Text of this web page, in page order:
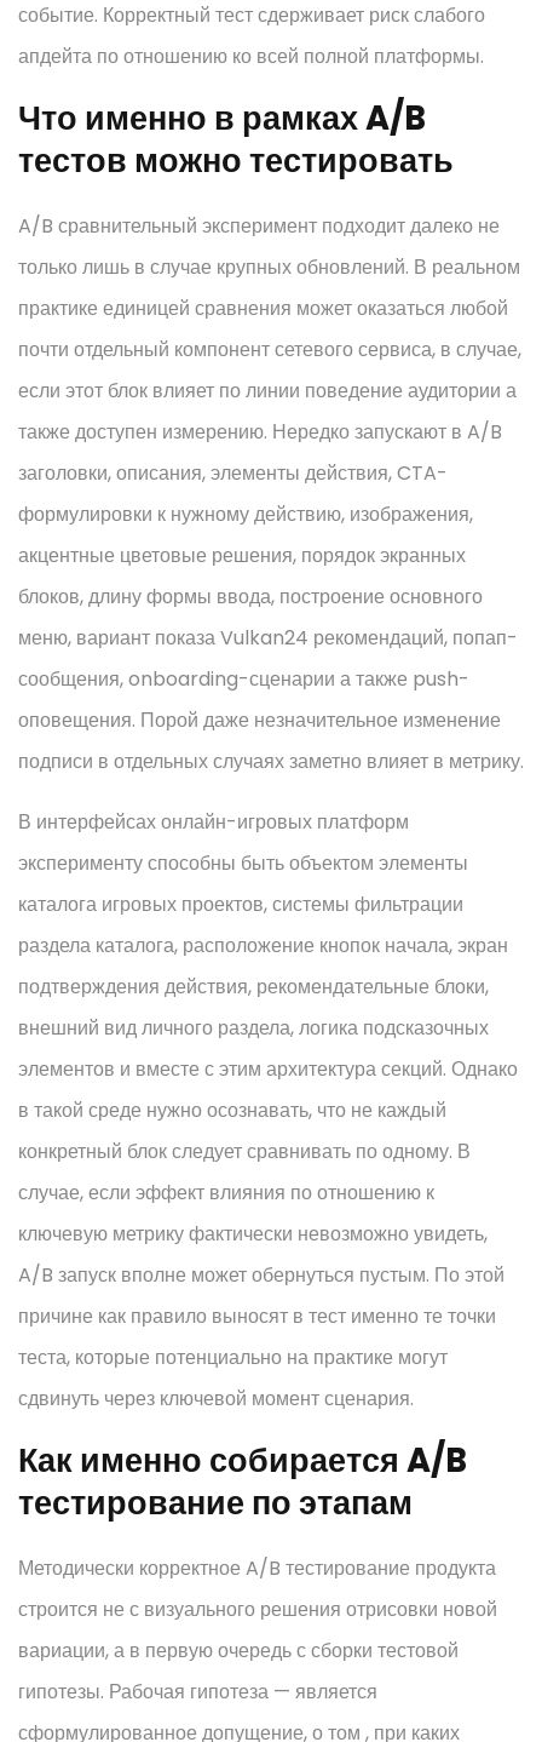
событие. Корректный тест сдерживает риск слабого
апдейта по отношению ко всей полной платформы.
Что именно в рамках A/B
тестов можно тестировать
A/B сравнительный эксперимент подходит далеко не
только лишь в случае крупных обновлений. В реальном
практике единицей сравнения может оказаться любой
почти отдельный компонент сетевого сервиса, в случае,
если этот блок влияет по линии поведение аудитории а
также доступен измерению. Нередко запускают в A/B
заголовки, описания, элементы действия, CTA-
формулировки к нужному действию, изображения,
акцентные цветовые решения, порядок экранных
блоков, длину формы ввода, построение основного
меню, вариант показа Vulkan24 рекомендаций, попап-
сообщения, onboarding-сценарии а также push-
оповещения. Порой даже незначительное изменение
подписи в отдельных случаях заметно влияет в метрику.
В интерфейсах онлайн-игровых платформ
эксперименту способны быть объектом элементы
каталога игровых проектов, системы фильтрации
раздела каталога, расположение кнопок начала, экран
подтверждения действия, рекомендательные блоки,
внешний вид личного раздела, логика подсказочных
элементов и вместе с этим архитектура секций. Однако
в такой среде нужно осознавать, что не каждый
конкретный блок следует сравнивать по одному. В
случае, если эффект влияния по отношению к
ключевую метрику фактически невозможно увидеть,
A/B запуск вполне может обернуться пустым. По этой
причине как правило выносят в тест именно те точки
теста, которые потенциально на практике могут
сдвинуть через ключевой момент сценария.
Как именно собирается A/B
тестирование по этапам
Методически корректное A/B тестирование продукта
строится не с визуального решения отрисовки новой
вариации, а в первую очередь с сборки тестовой
гипотезы. Рабочая гипотеза — является
сформулированное допущение, о том , при каких